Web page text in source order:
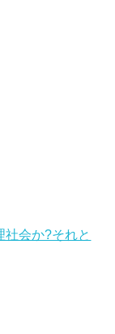
会か?それと